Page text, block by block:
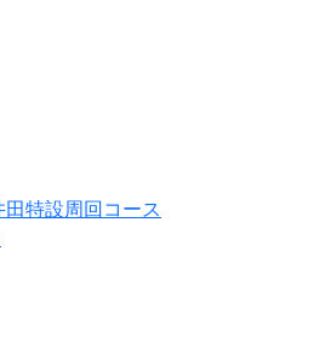
特設周回コース